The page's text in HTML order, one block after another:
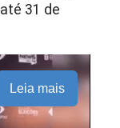
31 de
Leia mais